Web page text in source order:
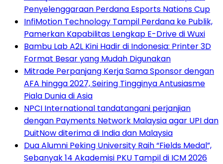
Penyelenggaraan Perdana Esports Nations Cup
InfiMotion Technology Tampil Perdana ke Publik,
Pamerkan Kapabilitas Lengkap E-Drive di Wuxi
Bambu Lab A2L Kini Hadir di Indonesia: Printer 3D
Format Besar yang Mudah Digunakan
Mitrade Perpanjang Kerja Sama Sponsor dengan
AFA hingga 2027, Seiring Tingginya Antusiasme
Piala Dunia di Asia
NPCI International tandatangani perjanjian
dengan Payments Network Malaysia agar UPI dan
DuitNow diterima di India dan Malaysia
Dua Alumni Peking University Raih “Fields Medal”,
Sebanyak 14 Akademisi PKU Tampil di ICM 2026